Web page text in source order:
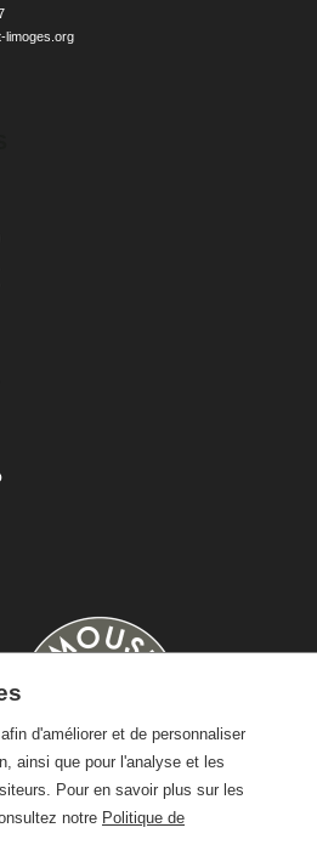
limoges.org
d'améliorer et de personnaliser
ainsi que pour l'analyse et les
Pour en savoir plus sur les
notre Politique de